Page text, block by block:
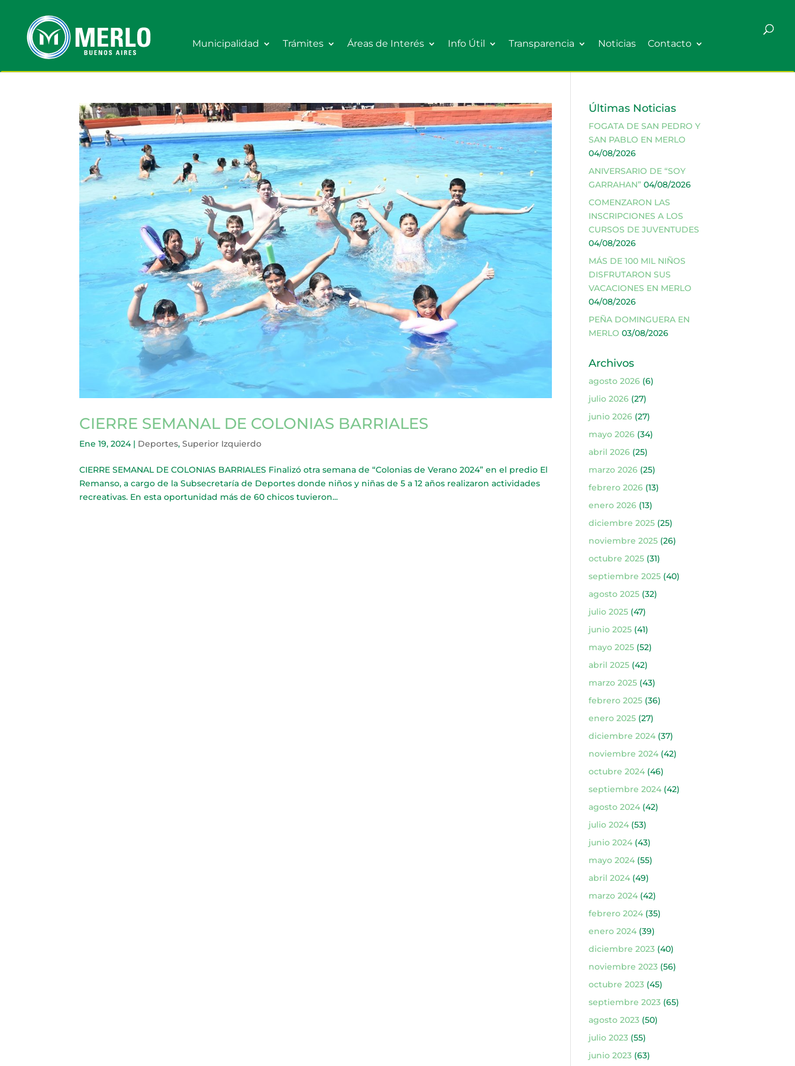
Municipalidad Trámites Áreas de Interés Info Útil Transparencia Noticias Contacto
CIERRE SEMANAL DE COLONIAS BARRIALES
Ene 19, 2024| Deportes,Superior Izquierdo
CIERRE SEMANAL DE COLONIAS BARRIALES Finalizó otra semana de “Colonias de Verano 2024” en el predio El
Remanso, a cargo de la Subsecretaría de Deportes donde niños y niñas de 5 a 12 años realizaron actividades
recreativas. En esta oportunidad más de 60 chicos tuvieron...
Últimas Noticias
FOGATA DE SAN PEDRO Y
SAN PABLO EN MERLO
04/08/2026
ANIVERSARIO DE “SOY
GARRAHAN” 04/08/2026
COMENZARON LAS
INSCRIPCIONES A LOS
CURSOS DE JUVENTUDES
04/08/2026
MÁS DE 100 MIL NIÑOS
DISFRUTARON SUS
VACACIONES EN MERLO
04/08/2026
PEÑA DOMINGUERA EN
MERLO 03/08/2026
Archivos
agosto 2026(6)
julio 2026(27)
junio 2026(27)
mayo 2026(34)
abril 2026(25)
marzo 2026(25)
febrero 2026(13)
enero 2026(13)
diciembre 2025(25)
noviembre 2025(26)
octubre 2025(31)
septiembre 2025(40)
agosto 2025(32)
julio 2025(47)
junio 2025(41)
mayo 2025(52)
abril 2025(42)
marzo 2025(43)
febrero 2025(36)
enero 2025(27)
diciembre 2024(37)
noviembre 2024(42)
octubre 2024(46)
septiembre 2024(42)
agosto 2024(42)
julio 2024(53)
junio 2024(43)
mayo 2024(55)
abril 2024(49)
marzo 2024(42)
febrero 2024(35)
enero 2024(39)
diciembre 2023(40)
noviembre 2023(56)
octubre 2023(45)
septiembre 2023(65)
agosto 2023(50)
julio 2023(55)
junio 2023(63)